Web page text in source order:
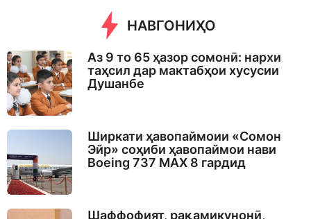
g
o
НАВГОНИҲО
Аз 9 то 65 ҳазор сомонӣ: нархи
таҳсил дар мактабҳои хусусии
Душанбе
Ширкати ҳавопаймоии «Сомон
Эйр» соҳиби ҳавопаймои нави
Boeing 737 MAX 8 гардид
Шаффофият, рақамикунонӣ,